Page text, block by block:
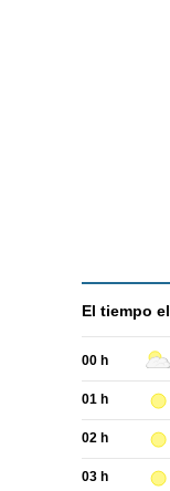
El tiempo el
00 h
01 h
02 h
03 h